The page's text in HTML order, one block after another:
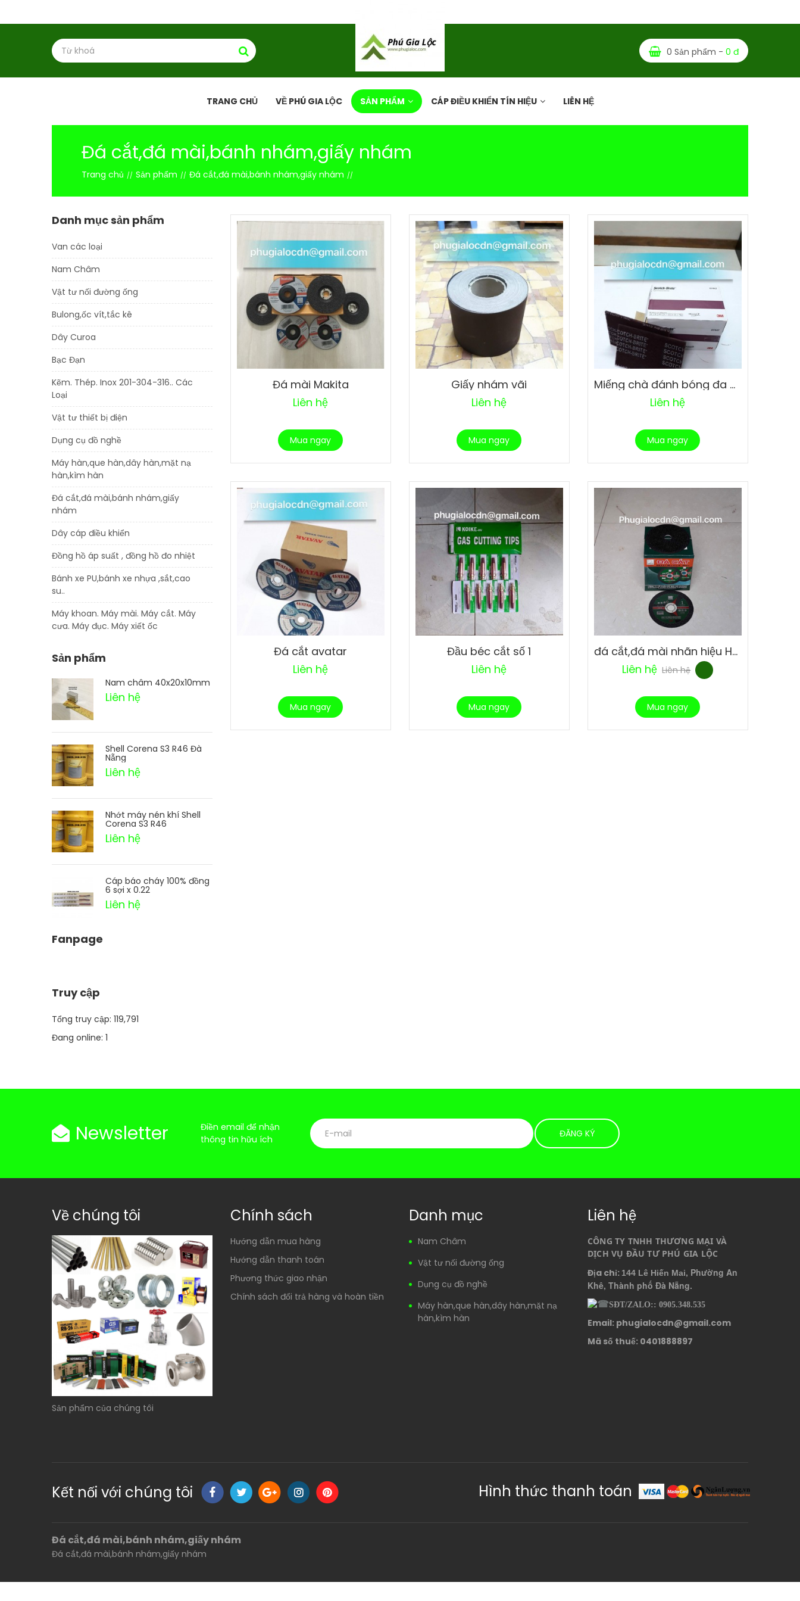
Đá cắt,đá mài,bánh nhám,giấy nhám
Đá cắt,đá mài,bánh nhám,giấy nhám
0 Sản phẩm - 0 đ
TRANG CHỦ VỀ PHÚ GIA LỘC SẢN PHẨM CÁP ĐIỀU KHIỂN TÍN HIỆU LIÊN HỆ
Đá cắt,đá mài,bánh nhám,giấy nhám
Trang chủ Sản phẩm Đá cắt,đá mài,bánh nhám,giấy nhám
Đá mài Makita
Liên hệ
Mua ngay
Giấy nhám vãi
Liên hệ
Mua ngay
Miếng chà đánh bóng đa năng 3M
Liên hệ
Mua ngay
Đá cắt avatar
Liên hệ
Mua ngay
Đầu béc cắt số 1
Liên hệ
Mua ngay
đá cắt,đá mài nhãn hiệu Hải Dương
Liên hệ Liên hệ
Mua ngay
Danh mục sản phẩm
Van các loại
Nam Châm
Vật tư nối đường ống
Bulong,ốc vít,tắc kê
Dây Curoa
Bạc Đạn
Kẽm. Thép. Inox 201-304-316.. Các
Loại
Vật tư thiết bị điện
Dụng cụ đồ nghề
Máy hàn,que hàn,dây hàn,mặt nạ
hàn,kìm hàn
Đá cắt,đá mài,bánh nhám,giấy
nhám
Dây cáp điều khiển
Đồng hồ áp suất , đồng hồ đo nhiệt
Bánh xe PU,bánh xe nhựa ,sắt,cao
su..
Máy khoan. Máy mài. Máy cắt. Máy
cưa. Máy đục. Máy xiết ốc
Sản phẩm
Nam châm 40x20x10mm
Liên hệ
Shell Corena S3 R46 Đà
Nẵng
Liên hệ
Nhớt máy nén khí Shell
Corena S3 R46
Liên hệ
Cáp báo cháy 100% đồng
6 sợi x 0.22
Liên hệ
Fanpage
Truy cập
Tổng truy cập: 119,791
Đang online: 1
Newsletter
Điền email để nhận
thông tin hữu ích
Về chúng tôi
Sản phẩm của chúng tôi
Chính sách
Hướng dẫn mua hàng
Hướng dẫn thanh toán
Phương thức giao nhận
Chính sách đổi trả hàng và hoàn tiền
Danh mục
Nam Châm
Vật tư nối đường ống
Dụng cụ đồ nghề
Máy hàn,que hàn,dây hàn,mặt nạ
hàn,kìm hàn
Liên hệ
CÔNG TY TNHH THƯƠNG MẠI VÀ
DỊCH VỤ ĐẦU TƯ PHÚ GIA LỘC
Địa chỉ: 144 Lê Hiến Mai, Phường An
Khê, Thành phố Đà Nẵng.
SĐT/ZALO:: 0905.348.535
Email: phugialocdn@gmail.com
Mã số thuế: 0401888897
Kết nối với chúng tôi Hình thức thanh toán